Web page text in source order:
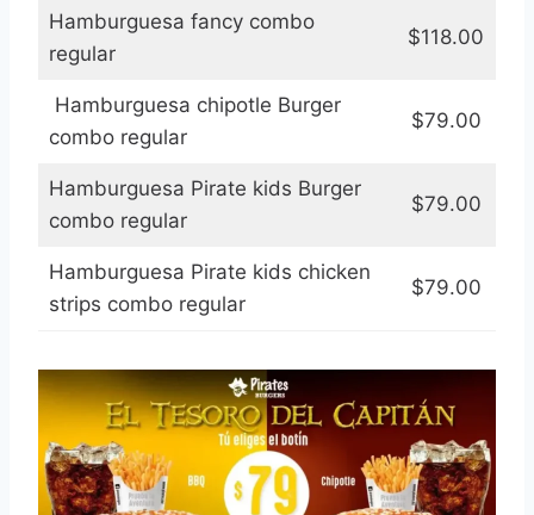
Hamburguesa fancy combo
regular
$118.00
Hamburguesa chipotle Burger
combo regular
$79.00
Hamburguesa Pirate kids Burger
combo regular
$79.00
Hamburguesa Pirate kids chicken
strips combo regular
$79.00